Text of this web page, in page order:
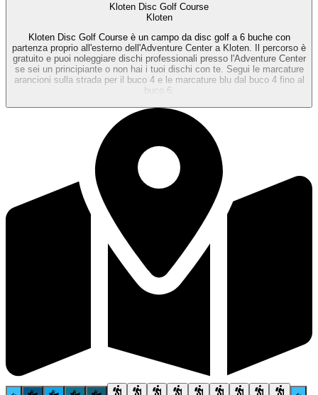
Kloten Disc Golf Course
Kloten
Kloten Disc Golf Course è un campo da disc golf a 6 buche con
partenza proprio all'esterno dell'Adventure Center a Kloten. Il percorso è
gratuito e puoi noleggiare dischi professionali presso l'Adventure Center
se sei un principiante o non hai i tuoi dischi con te. Segui le marcature
arancioni sulla strada per il buco 4 e le marcature blu dal buco 4 fino al
buco 6.